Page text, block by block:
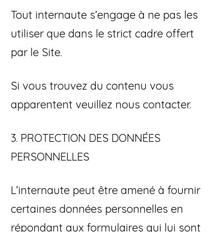
Tout internaute s’engage à ne pas les
utiliser que dans le strict cadre offert
par le Site.
Si vous trouvez du contenu vous
apparentent veuillez nous contacter.
3. PROTECTION DES DONNÉES
PERSONNELLES
L’internaute peut être amené à fournir
certaines données personnelles en
répondant aux formulaires qui lui sont